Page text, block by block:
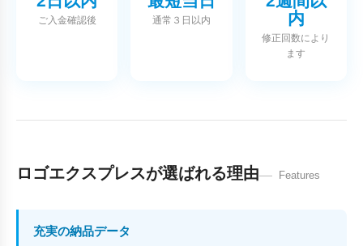
ご入金確認後 通常３日以内
内
修正回数により
ます
ロゴエクスプレスが選ばれる理由 Features
充実の納品データ